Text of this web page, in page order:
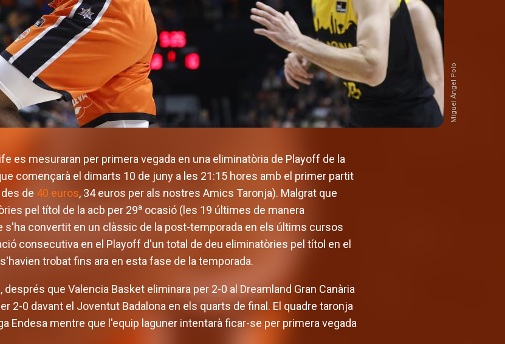
Miguel Ángel Polo
es mesuraran per primera vegada en una eliminatòria de Playoff de la
començarà el dimarts 10 de juny a les 21:15 hores amb el primer partit
de 40 euros, 34 euros per als nostres Amics Taronja). Malgrat que
pel títol de la acb per 29a ocasió (les 19 últimes de manera
s'ha convertit en un clàssic de la post-temporada en els últims cursos
consecutiva en el Playoff d'un total de deu eliminatòries pel títol en el
trobat fins ara en esta fase de la temporada.
que Valencia Basket eliminara per 2-0 al Dreamland Gran Canària
2-0 davant el Joventut Badalona en els quarts de final. El quadre taronja
Endesa mentre que l'equip laguner intentarà ficar-se per primera vegada